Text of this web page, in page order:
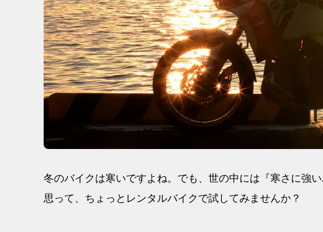
冬のバイクは寒いですよね。でも、世の中には『寒さに強
思って、ちょっとレンタルバイクで試してみませんか？